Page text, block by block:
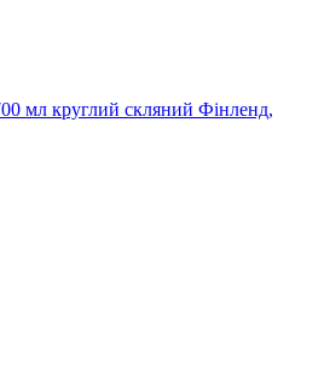
мл круглий скляний Фінленд,